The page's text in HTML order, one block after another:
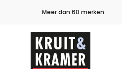
Meer dan 60 merken